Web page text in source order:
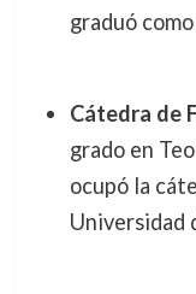
graduó
Cátedra de
grado en
ocupó la
Universidad